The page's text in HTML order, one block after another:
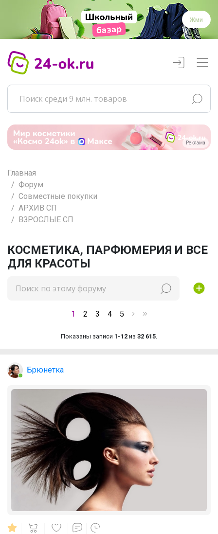
Жми
Реклама
Главная
Форум
Совместные покупки
АРХИВ СП
ВЗРОСЛЫЕ СП
КОСМЕТИКА, ПАРФЮМЕРИЯ И ВСЕ
ДЛЯ КРАСОТЫ
1 2 3 4 5
Показаны записи 1-12 из 32 615
Брюнетка